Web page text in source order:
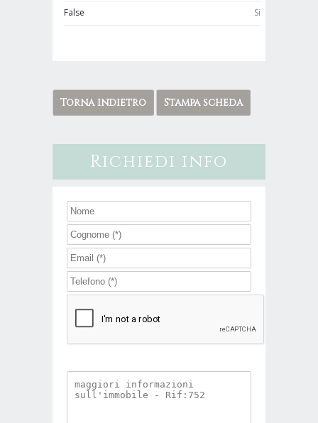
False Si
Torna indietro Stampa scheda
Richiedi info